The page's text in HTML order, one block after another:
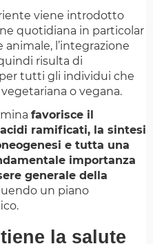
viene introdotto
quotidiana in particolar
l’integrazione
risulta di
tutti gli individui che
o vegana.
favorisce il
ramificati, la sintesi
e tutta una
importanza
generale della
un piano
la salute